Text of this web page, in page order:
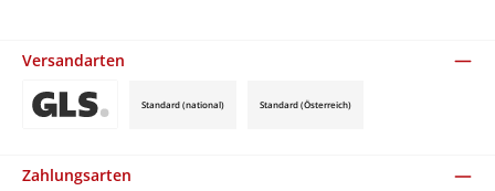
Versandarten
Standard (national) Standard (Österreich)
Zahlungsarten